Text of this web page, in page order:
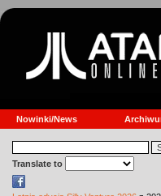
Nowinki/News
Translate to